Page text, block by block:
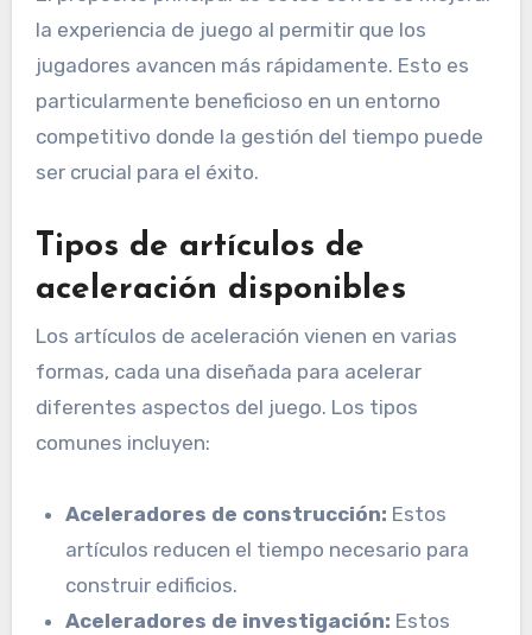
la experiencia de juego al permitir que los
jugadores avancen más rápidamente. Esto es
particularmente beneficioso en un entorno
competitivo donde la gestión del tiempo puede
ser crucial para el éxito.
Tipos de artículos de
aceleración disponibles
Los artículos de aceleración vienen en varias
formas, cada una diseñada para acelerar
diferentes aspectos del juego. Los tipos
comunes incluyen:
Aceleradores de construcción: Estos
artículos reducen el tiempo necesario para
construir edificios.
Aceleradores de investigación: Estos